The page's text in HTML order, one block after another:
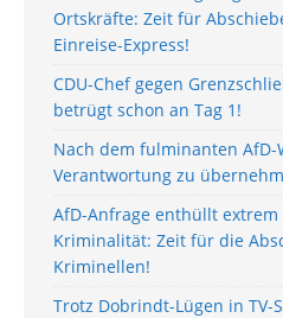
Ortskräfte: Zeit für
Einreise-Express!
CDU-Chef gegen
betrügt schon an Tag 1!
Nach dem fulminanten AfD-
Verantwortung zu
AfD-Anfrage enthüllt
Kriminalität: Zeit für die
Kriminellen!
Trotz Dobrindt-Lügen in TV-